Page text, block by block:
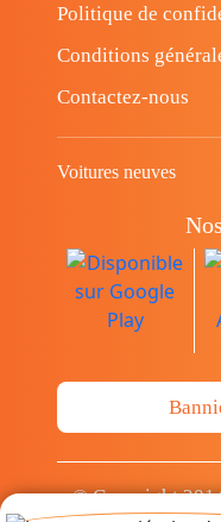
Politique de
Conditions
Contactez-nous
Voitures neuves
© Copyright